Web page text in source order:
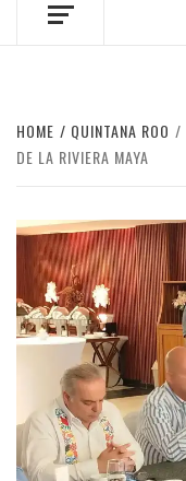
HOME QUINTANA ROO
DE LA RIVIERA MAYA